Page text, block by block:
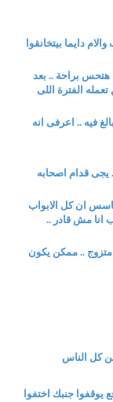
والام دايما بيتخانقوا
هتحس براحة .. بعد
الفترة اللى
فيه .. اعرفى انه
يجى قدام اصحابه
ان كل الابواب
انا مش قادر ..
.. ممكن يكون
كل الناس
جنبك اختفوا